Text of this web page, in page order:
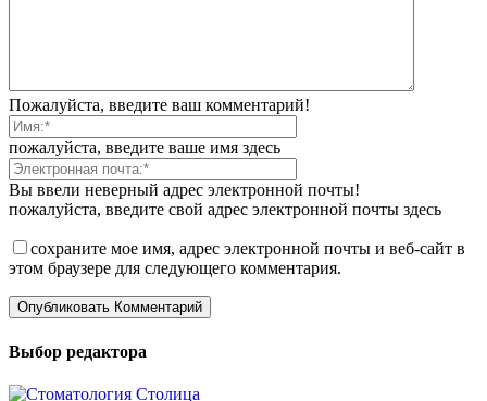
Пожалуйста, введите ваш комментарий!
пожалуйста, введите ваше имя здесь
Вы ввели неверный адрес электронной почты!
пожалуйста, введите свой адрес электронной почты здесь
сохраните мое имя, адрес электронной почты и веб-сайт в
этом браузере для следующего комментария.
Выбор редактора